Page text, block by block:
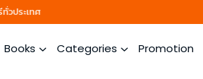
วประเทศ
Books Categories Promotion